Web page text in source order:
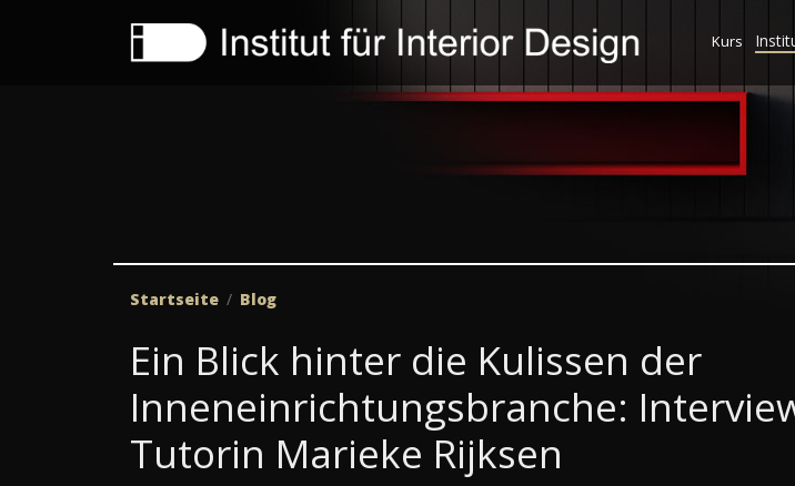
Kurs
Startseite Blog
Ein Blick hinter die Kulissen der
Inneneinrichtungsbranche:
Tutorin Marieke Rijksen